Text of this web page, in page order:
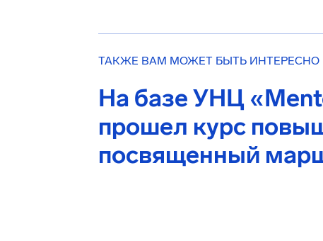
ТАКЖЕ ВАМ МОЖЕТ БЫТЬ ИНТЕРЕСНО
На базе УНЦ
прошел курс
посвященный